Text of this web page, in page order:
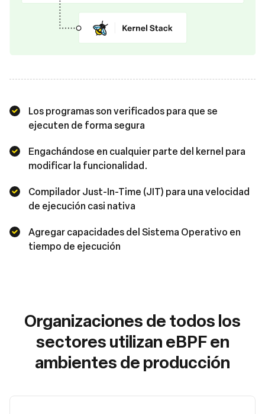
Los programas son verificados para que se
ejecuten de forma segura
Engachándose en cualquier parte del kernel para
modificar la funcionalidad.
Compilador Just-In-Time (JIT) para una velocidad
de ejecución casi nativa
Agregar capacidades del Sistema Operativo en
tiempo de ejecución
Organizaciones de todos los
sectores utilizan eBPF en
ambientes de producción